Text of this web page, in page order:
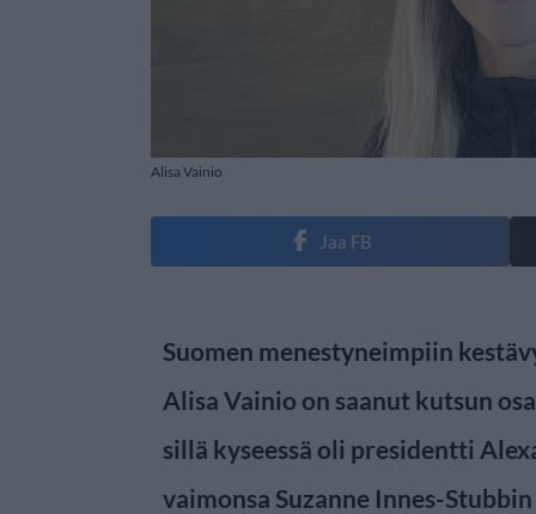
Alisa Vainio
Jaa FB
Suomen menestyneimpiin
Alisa Vainio on saanut kutsun
sillä kyseessä oli presidentti
vaimonsa Suzanne Innes-